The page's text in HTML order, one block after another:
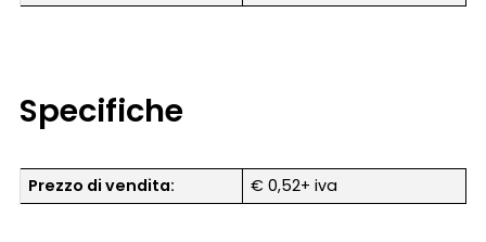
Specifiche
Prezzo di vendita: € 0,52+ iva